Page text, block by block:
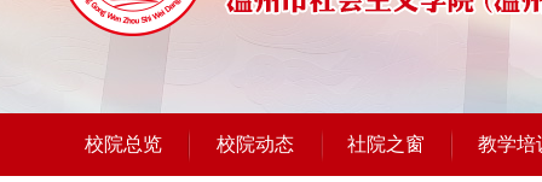
校院总览 校院动态 社院之窗 教学培